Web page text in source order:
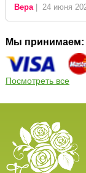
Вера| 24 июня
Мы принимаем:
Посмотреть все